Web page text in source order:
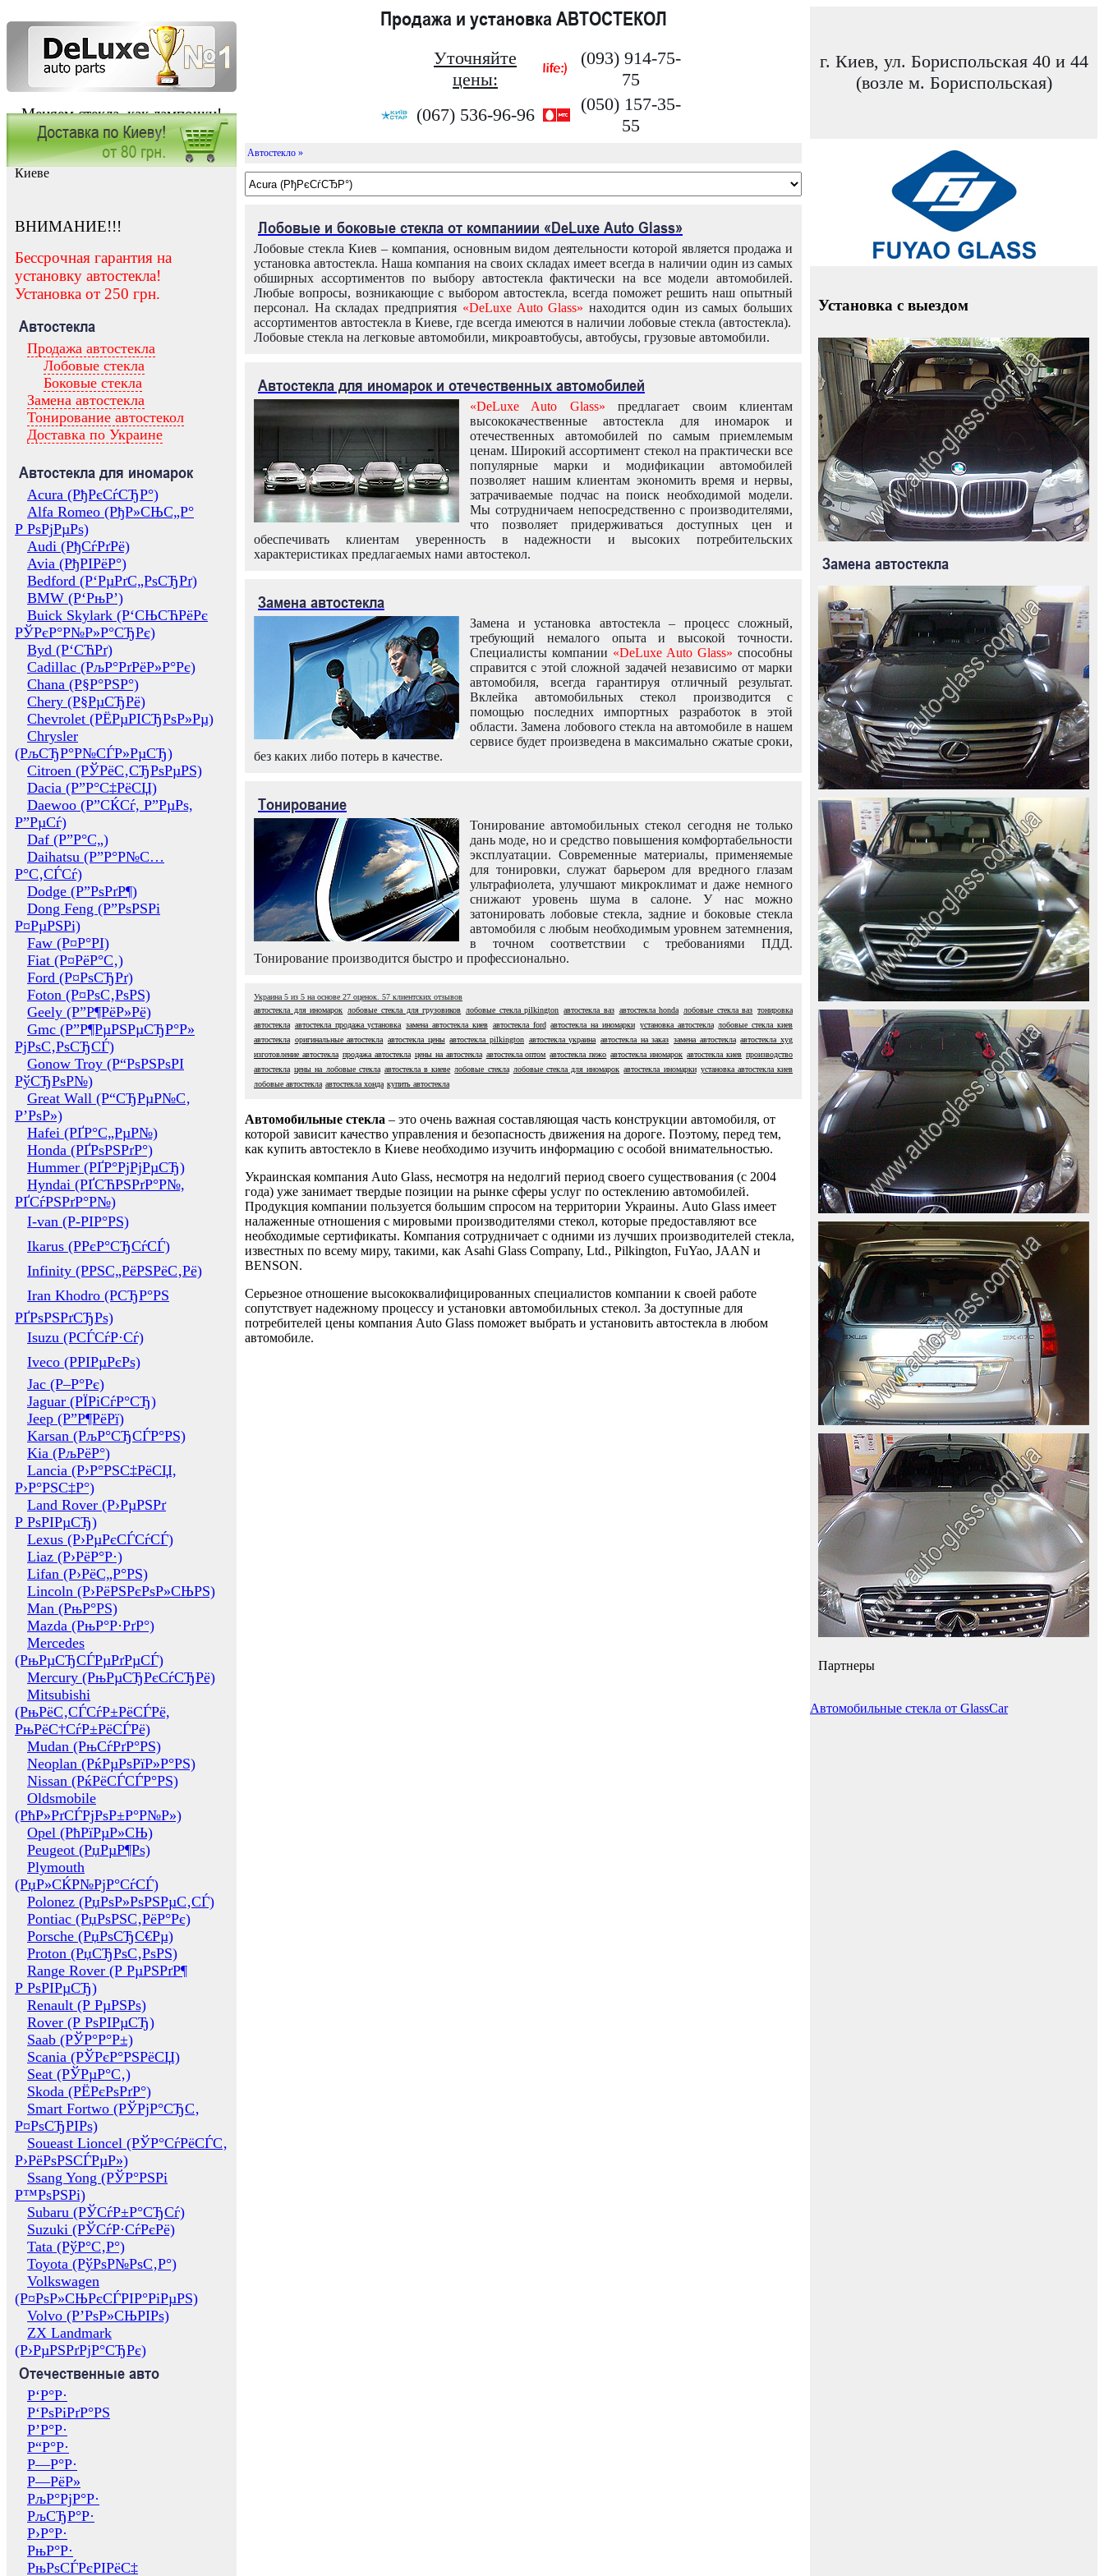
Меняем стекла, как лампочки!
Продажа и установка АВТОСТЕКОЛ
Уточняйте
цены:
(093) 914-75-
75
(067) 536-96-96
(050) 157-35-
55
г. Киев, ул. Бориспольская 40 и 44
(возле м. Бориспольская)
Заказать установку автостекла в
Киеве
ВНИМАНИЕ!!!
Бессрочная гарантия на
установку автостекла!
Установка от 250 грн.
Автостекла
Продажа автостекла
Лобовые стекла
Боковые стекла
Замена автостекла
Тонирование автостекол
Доставка по Украине
Автостекла для иномарок
Acura (РђРєСѓСЂР°)
Alfa Romeo (РђР»СЊС„Р°
Р РѕРјРµРѕ)
Audi (РђСѓРґРё)
Avia (РђРІРёР°)
Bedford (Р‘РµРґС„РѕСЂРґ)
BMW (Р‘РњР’)
Buick Skylark (Р‘СЊСЋРёРє
РЎРєР°Р№Р»Р°СЂРє)
Byd (Р‘СЋРґ)
Cadillac (РљР°РґРёР»Р°Рє)
Chana (Р§Р°РЅР°)
Chery (Р§РµСЂРё)
Chevrolet (РЁРµРІСЂРѕР»Рµ)
Chrysler
(РљСЂР°Р№СЃР»РµСЂ)
Citroen (РЎРёС‚СЂРѕРµРЅ)
Dacia (Р”Р°С‡РёСЏ)
Daewoo (Р”СЌСѓ, Р”РµРѕ,
Р”РµСѓ)
Daf (Р”Р°С„)
Daihatsu (Р”Р°Р№С…
Р°С‚СЃСѓ)
Dodge (Р”РѕРґР¶)
Dong Feng (Р”РѕРЅРі
Р¤РµРЅРі)
Faw (Р¤Р°РІ)
Fiat (Р¤РёР°С‚)
Ford (Р¤РѕСЂРґ)
Foton (Р¤РѕС‚РѕРЅ)
Geely (Р”Р¶РёР»Рё)
Gmc (Р”Р¶РµРЅРµСЂР°Р»
РјРѕС‚РѕСЂСЃ)
Gonow Troy (Р“РѕРЅРѕРІ
РўСЂРѕР№)
Great Wall (Р“СЂРµР№С‚
Р’РѕР»)
Hafei (РҐР°С„РµР№)
Honda (РҐРѕРЅРґР°)
Hummer (РҐР°РјРјРµСЂ)
Hyndai (РҐСЋРЅРґР°Р№,
РҐСѓРЅРґР°Р№)
I-van (Р-РІР°РЅ)
Ikarus (РРєР°СЂСѓСЃ)
Infinity (РРЅС„РёРЅРёС‚Рё)
Iran Khodro (РСЂР°РЅ
РҐРѕРЅРґСЂРѕ)
Isuzu (РСЃСѓР·Сѓ)
Iveco (РРІРµРєРѕ)
Jac (Р–Р°Рє)
Jaguar (РЇРіСѓР°СЂ)
Jeep (Р”Р¶РёРї)
Karsan (РљР°СЂСЃР°РЅ)
Kia (РљРёР°)
Lancia (Р›Р°РЅС‡РёСЏ,
Р›Р°РЅС‡Р°)
Land Rover (Р›РµРЅРґ
Р РѕРІРµСЂ)
Lexus (Р›РµРєСЃСѓСЃ)
Liaz (Р›РёР°Р·)
Lifan (Р›РёС„Р°РЅ)
Lincoln (Р›РёРЅРєРѕР»СЊРЅ)
Man (РњР°РЅ)
Mazda (РњР°Р·РґР°)
Mercedes
(РњРµСЂСЃРµРґРµСЃ)
Mercury (РњРµСЂРєСѓСЂРё)
Mitsubishi
(РњРёС‚СЃСѓР±РёСЃРё,
РњРёС†СѓР±РёСЃРё)
Mudan (РњСѓРґР°РЅ)
Neoplan (РќРµРѕРїР»Р°РЅ)
Nissan (РќРёСЃСЃР°РЅ)
Oldsmobile
(РћР»РґСЃРјРѕР±Р°Р№Р»)
Opel (РћРїРµР»СЊ)
Peugeot (РџРµР¶Рѕ)
Plymouth
(РџР»СЌР№РјР°СѓСЃ)
Polonez (РџРѕР»РѕРЅРµС‚СЃ)
Pontiac (РџРѕРЅС‚РёР°Рє)
Porsche (РџРѕСЂС€Рµ)
Proton (РџСЂРѕС‚РѕРЅ)
Range Rover (Р РµРЅРґР¶
Р РѕРІРµСЂ)
Renault (Р РµРЅРѕ)
Rover (Р РѕРІРµСЂ)
Saab (РЎР°Р°Р±)
Scania (РЎРєР°РЅРёСЏ)
Seat (РЎРµР°С‚)
Skoda (РЁРєРѕРґР°)
Smart Fortwo (РЎРјР°СЂС‚
Р¤РѕСЂРІРѕ)
Soueast Lioncel (РЎР°СѓРёСЃС‚
Р›РёРѕРЅСЃРµР»)
Ssang Yong (РЎР°РЅРі
Р™РѕРЅРі)
Subaru (РЎСѓР±Р°СЂСѓ)
Suzuki (РЎСѓР·СѓРєРё)
Tata (РўР°С‚Р°)
Toyota (РўРѕР№РѕС‚Р°)
Volkswagen
(Р¤РѕР»СЊРєСЃРІР°РіРµРЅ)
Volvo (Р’РѕР»СЊРІРѕ)
ZX Landmark
(Р›РµРЅРґРјР°СЂРє)
Отечественные авто
Р‘Р°Р·
Р‘РѕРіРґР°РЅ
Р’Р°Р·
Р“Р°Р·
Р—Р°Р·
Р—РёР»
РљР°РјР°Р·
РљСЂР°Р·
Р›Р°Р·
РњР°Р·
РњРѕСЃРєРІРёС‡
Автостекло »
Лобовые и боковые стекла от компаниии «DeLuxe Auto Glass»
Лобовые стекла Киев – компания, основным видом деятельности которой является продажа и
установка автостекла. Наша компания на своих складах имеет всегда в наличии один из самых
обширных ассортиментов по выбору автостекла фактически на все модели автомобилей.
Любые вопросы, возникающие с выбором автостекла, всегда поможет решить наш опытный
персонал. На складах предприятия «DeLuxe Auto Glass» находится один из самых больших
ассортиментов автостекла в Киеве, где всегда имеются в наличии лобовые стекла (автостекла).
Лобовые стекла на легковые автомобили, микроавтобусы, автобусы, грузовые автомобили.
Автостекла для иномарок и отечественных автомобилей
«DeLuxe Auto Glass» предлагает своим клиентам
высококачественные автостекла для иномарок и
отечественных автомобилей по самым приемлемым
ценам. Широкий ассортимент стекол на практически все
популярные марки и модификации автомобилей
позволяет нашим клиентам экономить время и нервы,
затрачиваемые подчас на поиск необходимой модели.
Мы сотрудничаем непосредственно с производителями,
что позволяет придерживаться доступных цен и
обеспечивать клиентам уверенность в надежности и высоких потребительских
характеристиках предлагаемых нами автостекол.
Замена автостекла
Замена и установка автостекла – процесс сложный,
требующий немалого опыта и высокой точности.
Специалисты компании «DeLuxe Auto Glass» способны
справится с этой сложной задачей независимо от марки
автомобиля, всегда гарантируя отличный результат.
Вклейка автомобильных стекол производится с
помощью последних импортных разработок в этой
области. Замена лобового стекла на автомобиле в нашем
сервисе будет произведена в максимально сжатые сроки,
без каких либо потерь в качестве.
Тонирование
Тонирование автомобильных стекол сегодня не только
дань моде, но и средство повышения комфортабельности
эксплуатации. Современные материалы, применяемые
для тонировки, служат барьером для вредного глазам
ультрафиолета, улучшают микроклимат и даже немного
снижают уровень шума в салоне. У нас можно
затонировать лобовые стекла, задние и боковые стекла
автомобиля с любым необходимым уровнем затемнения,
в точном соответствии с требованиями ПДД.
Тонирование производится быстро и профессионально.
Украина 5 из 5 на основе 27 оценок. 57 клиентских отзывов
автостекла для иномарок
лобовые стекла для грузовиков лобовые стекла pilkington автостекла ваз автостекла honda лобовые стекла ваз тонировка
автостекла автостекла продажа установка замена автостекла киев автостекла ford автостекла на иномарки установка автостекла лобовые стекла киев
автостекла оригинальные автостекла автостекла цены автостекла pilkington автостекла украина автостекла на заказ замена автостекла автостекла xyg
изготовление автостекла продажа автостекла цены на автостекла автостекла оптом автостекла пежо автостекла иномарок автостекла киев производство
автостекла цены на лобовые стекла автостекла в киеве лобовые стекла лобовые стекла для иномарок автостекла иномарки установка автостекла киев
лобовые автостекла автостекла хонда купить автостекла
Автомобильные стекла – это очень важная составляющая часть конструкции автомобиля, от
которой зависит качество управления и безопасность движения на дороге. Поэтому, перед тем,
как купить автостекло в Киеве необходимо изучить информацию с особой внимательностью.
Украинская компания Auto Glass, несмотря на недолгий период своего существования (с 2004
года) уже занимает твердые позиции на рынке сферы услуг по остеклению автомобилей.
Продукция компании пользуется большим спросом на территории Украины. Auto Glass имеет
налаженные отношения с мировыми производителями стекол, которые предоставляют все
необходимые сертификаты. Компания сотрудничает с одними из лучших производителей стекла,
известных по всему миру, такими, как Asahi Glass Company, Ltd., Pilkington, FuYao, JAAN и
BENSON.
Серьезное отношение высококвалифицированных специалистов компании к своей работе
сопутствует надежному процессу и установки автомобильных стекол. За доступные для
потребителей цены компания Auto Glass поможет выбрать и установить автостекла в любом
автомобиле.
Установка с выездом
Замена автостекла
Партнеры
Автомобильные стекла от GlassCar